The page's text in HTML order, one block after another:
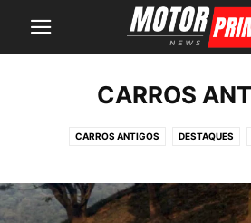
CARROS
CARROS ANTIGOS DESTAQUES
SUVS